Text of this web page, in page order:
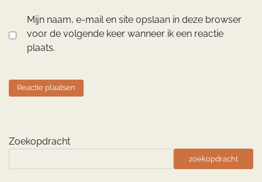
Mijn naam, e-mail en site opslaan in deze browser
voor de volgende keer wanneer ik een reactie
plaats.
Zoekopdracht
zoekopdracht